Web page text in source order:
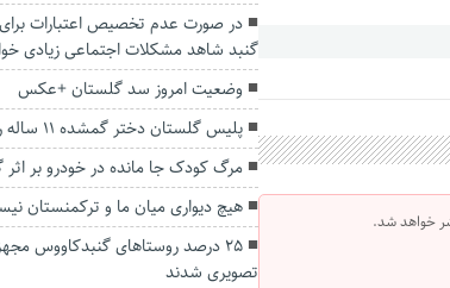
خواهد شد.
در صورت عدم تخصیص اعتبارات
گنبد شاهد مشکلات اجتماعی زیادی
وضعیت امروز سد گلستان +عکس
پلیس گلستان دختر گمشده ۱۱ ساله را پیدا کرد
مرگ کودک جا مانده در خودرو بر اثر
هیچ دیواری میان ما و ترکمنستان
۲۵ درصد روستاهای گنبدکاووس
تصویری شدند